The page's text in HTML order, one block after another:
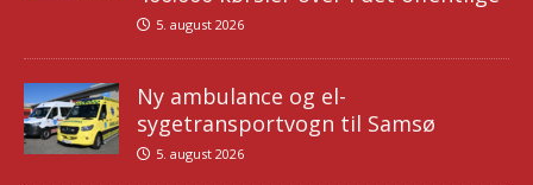
5. august 2026
Ny ambulance og el-
sygetransportvogn til Samsø
5. august 2026